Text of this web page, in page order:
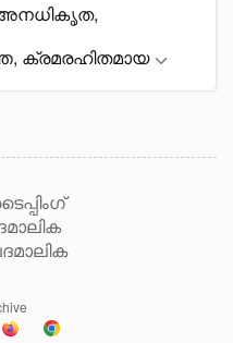
ക്രമരഹിതമായ